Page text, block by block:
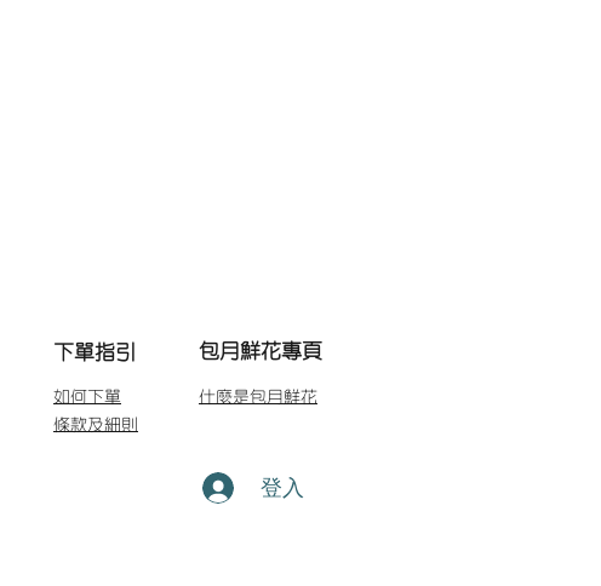
下單指引 包月鮮花專頁
如何下單
條款及細則
什麼是包月鮮花
登入